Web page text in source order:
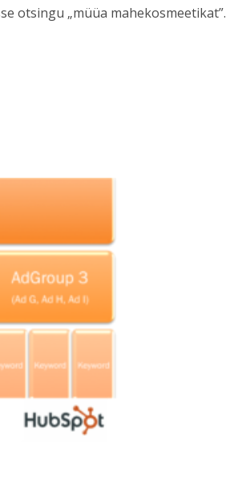
otsingu „müüa mahekosmeetikat”.